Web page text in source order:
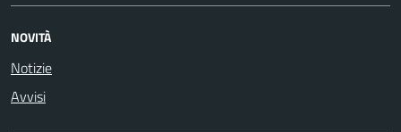
NOVITÀ
Notizie
Avvisi